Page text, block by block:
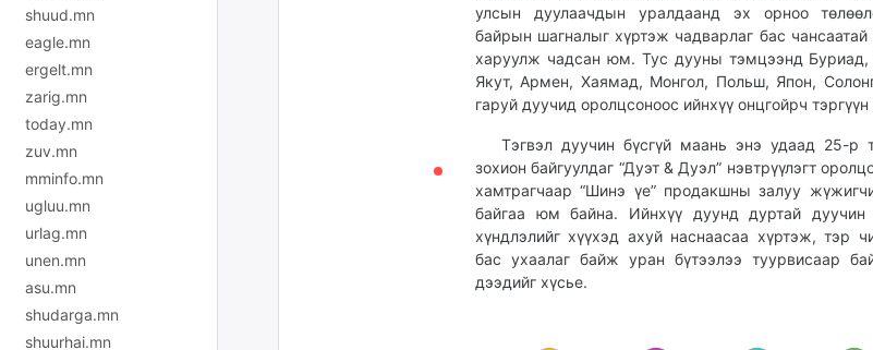
shuud.mn
eagle.mn
ergelt.mn
zarig.mn
today.mn
zuv.mn
mminfo.mn
ugluu.mn
urlag.mn
unen.mn
asu.mn
shudarga.mn
shuurhai.mn
улсын дуулаачдын уралдаанд эх орноо
байрын шагналыг хүртэж чадварлаг бас чансаатай
харуулж чадсан юм. Тус дууны тэмцээнд
Якут, Армен, Хаямад, Монгол, Польш, Япон,
гаруй дуучид оролцсоноос ийнхүү онцгойрч
Тэгвэл дуучин бүсгүй маань энэ удаад 25-р
зохион байгуулдаг “Дуэт & Дуэл” нэвтрүүлэгт
хамтрагчаар “Шинэ үе” продакшны залуу
байгаа юм байна. Ийнхүү дуунд дуртай дуучин
хүндлэлийг хүүхэд ахуй наснаасаа хүртэж, тэр
бас ухаалаг байж уран бүтээлээ туурвисаар
дээдийг хүсье.